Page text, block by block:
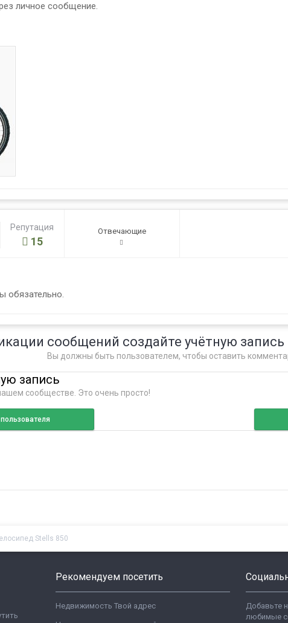
личное сообщение.
Репутация
15
Отвечающие
обязательно.
сообщений создайте учётную запись
Вы должны быть пользователем, чтобы оставить
запись
сообществе. Это очень просто!
Stells 850
Рекомендуем посетить
Недвижимость Твой адрес
Добавьте
любимые